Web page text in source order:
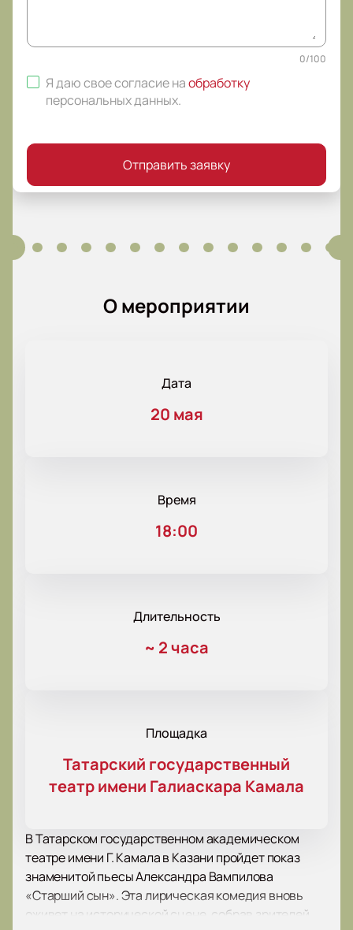
0/100
Я даю свое согласие наобработку
персональных данных.
Отправить заявку
О мероприятии
Дата
20 мая
Время
18:00
Длительность
~ 2 часа
Площадка
Татарский государственный
театр имени Галиаскара Камала
В Татарском государственном академическом
театре имени Г. Камала в Казани пройдет показ
знаменитой пьесы Александра Вампилова
«Старший сын». Эта лирическая комедия вновь
оживет на исторической сцене, собрав зрителей,